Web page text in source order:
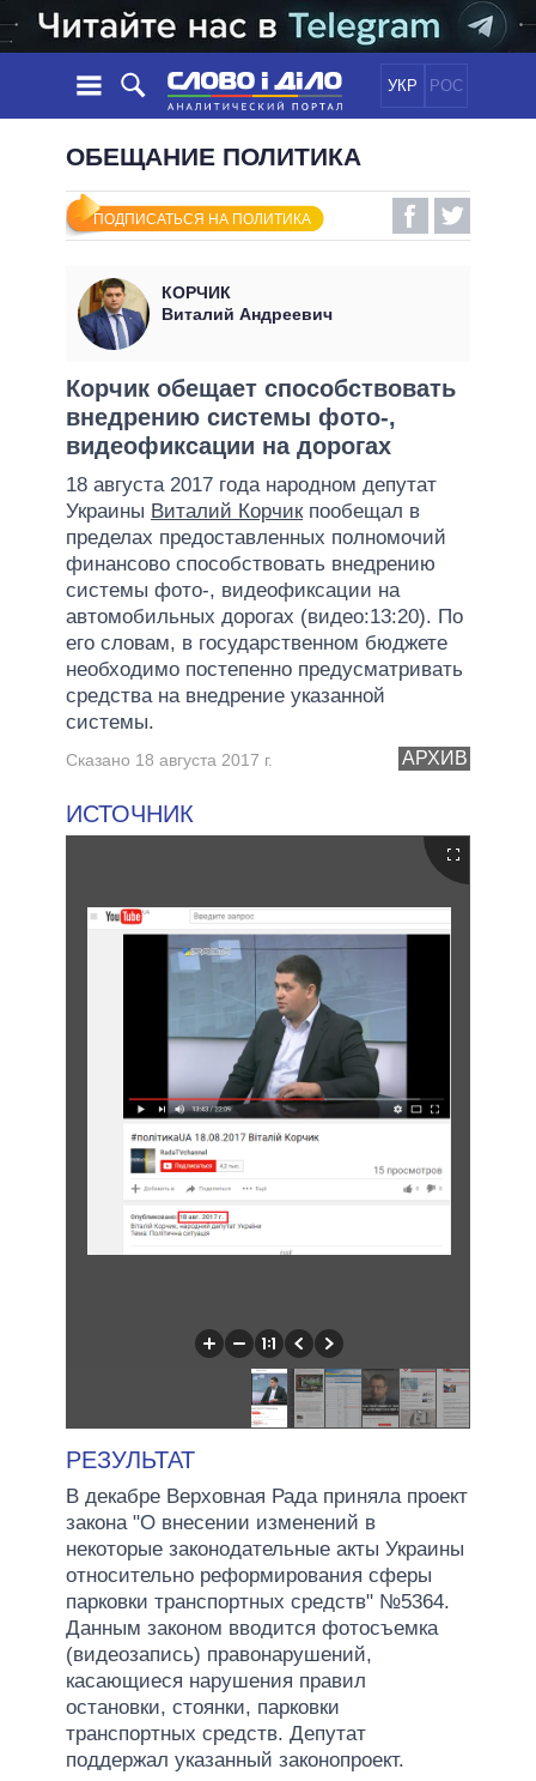
УКР РОС
НОВОСТИ
ЛЕНТА
СОБЫТИЯ
СТАТЬИ
МНЕНИЯ
ОБЗОРЫ
ДАЙДЖЕСТЫ
ПОЛИТИКА
ЭКОНОМИКА
МИР
ОБЕЩАНИЯ
ВСЕ ПОЛИТИКИ
ПРЕЗИДЕНТ И ОФИС
ВЕРХОВНАЯ РАДА
КАБИНЕТ МИНИСТРОВ
ГЛАВЫ ОБЛАДМИНИСТРАЦИЙ
МЭРЫ
ВСЕ ПЕРСОНЫ
ИНФОГРАФИКА
ПОДДЕРЖАТЬ
ОБЕЩАНИЕ ПОЛИТИКА
ПОДПИСАТЬСЯ НА ПОЛИТИКА
КОРЧИК
Виталий Андреевич
Корчик обещает способствовать
внедрению системы фото-,
видеофиксации на дорогах
18 августа 2017 года народном депутат
Украины Виталий Корчикпообещал в
пределах предоставленных полномочий
финансово способствовать внедрению
системы фото-, видеофиксации на
автомобильных дорогах (видео:13:20). По
его словам, в государственном бюджете
необходимо постепенно предусматривать
средства на внедрение указанной
системы.
АРХИВ
Сказано 18 августа 2017 г.
ИСТОЧНИК
РЕЗУЛЬТАТ
В декабре Верховная Рада приняла проект
закона "О внесении изменений в
некоторые законодательные акты Украины
относительно реформирования сферы
парковки транспортных средств" №5364.
Данным законом вводится фотосъемка
(видеозапись) правонарушений,
касающиеся нарушения правил
остановки, стоянки, парковки
транспортных средств. Депутат
поддержал указанный законопроект.